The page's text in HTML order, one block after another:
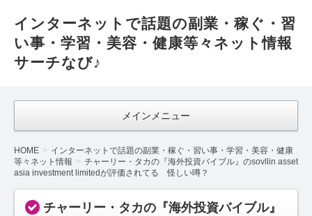
インターネットで話題の副業・稼ぐ・習
い事・学習・美容・健康等々ネット情報
サーチなび♪
メインメニュー
HOME
インターネットで話題の副業・稼ぐ・習い事・学習・美容・健康
等々ネット情報
チャーリー・タカの『海外投資バイブル』のsovllin asset
asia investment limitedが評価されてる 怪しい噂？
チャーリー・タカの『海外投資バイブル』